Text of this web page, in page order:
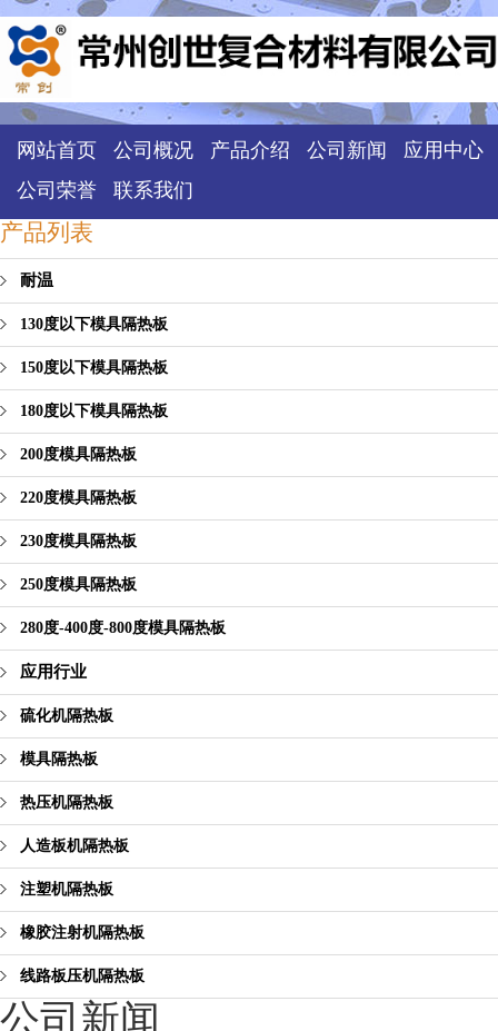
网站首页 公司概况 产品介绍 公司新闻
应用中心
公司荣誉
联系我们
产品列表
耐温
130度以下模具隔热板
150度以下模具隔热板
180度以下模具隔热板
200度模具隔热板
220度模具隔热板
230度模具隔热板
250度模具隔热板
280度-400度-800度模具隔热板
应用行业
硫化机隔热板
模具隔热板
热压机隔热板
人造板机隔热板
注塑机隔热板
橡胶注射机隔热板
线路板压机隔热板
公司新闻